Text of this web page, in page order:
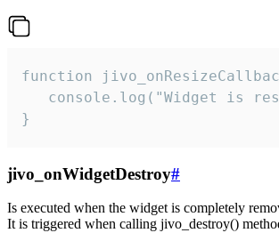
function
console.log("Widget is
}
jivo_onWidgetDestroy#
Is executed when the widget is completely
It is triggered when calling jivo_destroy()